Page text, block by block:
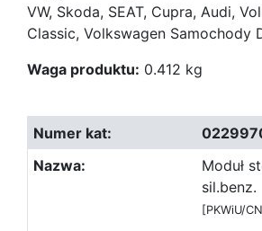
VW, Skoda, SEAT, Cupra, Audi,
Classic, Volkswagen Samochody
Waga produktu: 0.412 kg
Moduł
sil.benz.
[PKWiU/